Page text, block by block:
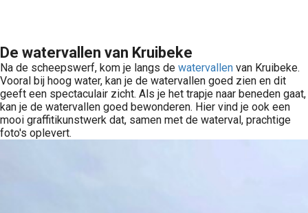
De watervallen van Kruibeke
Na de scheepswerf, kom je langs de watervallen van Kruibeke.
Vooral bij hoog water, kan je de watervallen goed zien en dit
geeft een spectaculair zicht. Als je het trapje naar beneden gaat,
kan je de watervallen goed bewonderen. Hier vind je ook een
mooi graffitikunstwerk dat, samen met de waterval, prachtige
foto's oplevert.